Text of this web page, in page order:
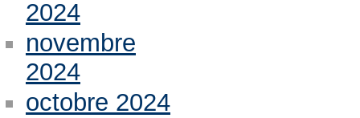
2024
novembre
2024
octobre 2024